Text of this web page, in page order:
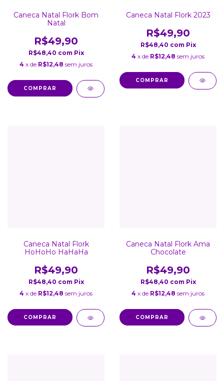
Caneca Natal Flork Bom
Natal
R$49,90
R$48,40 com Pix
4 x de R$12,48 sem juros
COMPRAR
Caneca Natal Flork 2023
R$49,90
R$48,40 com Pix
4 x de R$12,48 sem juros
COMPRAR
Caneca Natal Flork
HoHoHo HaHaHa
R$49,90
R$48,40 com Pix
4 x de R$12,48 sem juros
COMPRAR
Caneca Natal Flork Ama
Chocolate
R$49,90
R$48,40 com Pix
4 x de R$12,48 sem juros
COMPRAR